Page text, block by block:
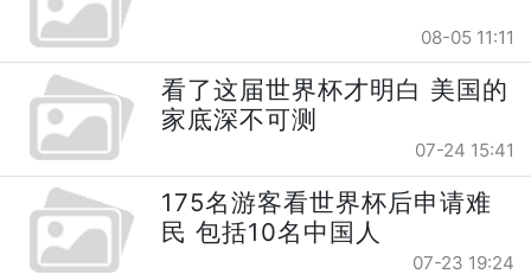
08-05 11:11
看了这届世界杯才明白 美国的
家底深不可测
07-24 15:41
175名游客看世界杯后申请难
民 包括10名中国人
07-23 19:24